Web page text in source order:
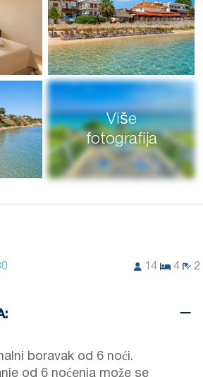
Više
fotografija
14 4 2
boravak od 6 noći.
od 6 noćenja može se